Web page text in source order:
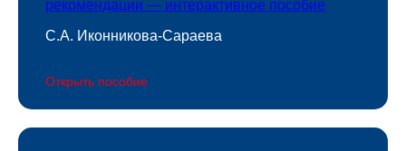
рекомендации — интерактивное пособие
С.А. Иконникова-Сараева
Открыть пособие